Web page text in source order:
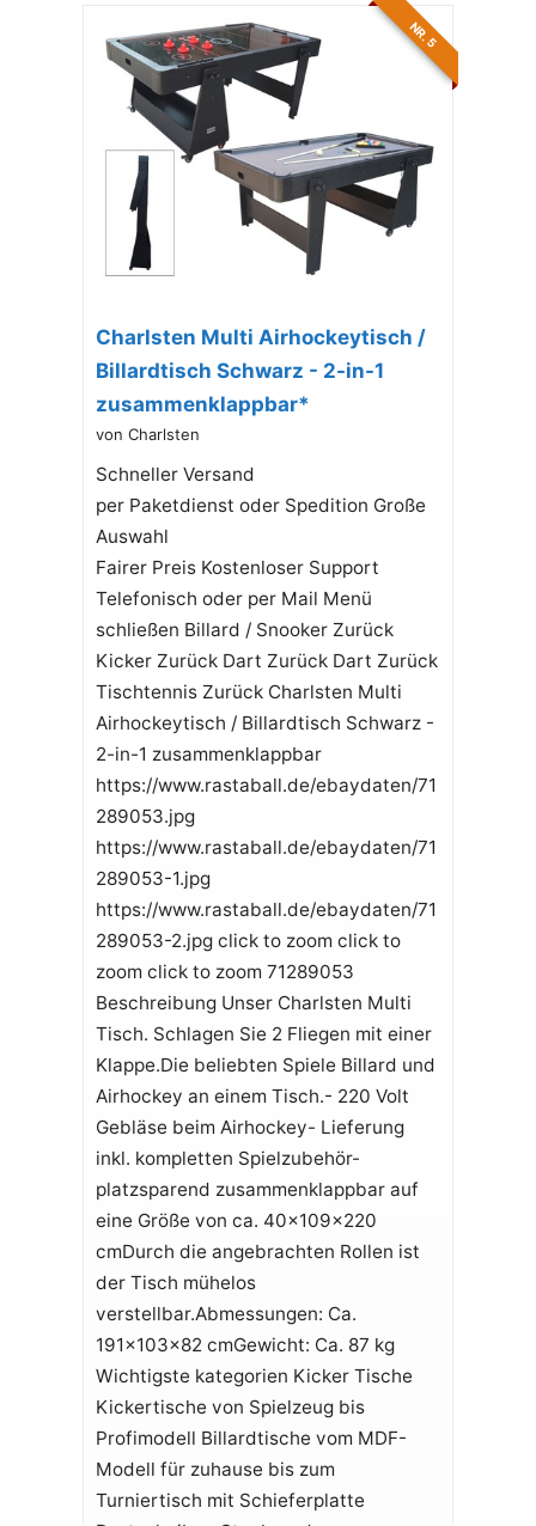
NR. 5
Charlsten Multi Airhockeytisch /
Billardtisch Schwarz - 2-in-1
zusammenklappbar*
von Charlsten
Schneller Versand
per Paketdienst oder Spedition Große
Auswahl
Fairer Preis Kostenloser Support
Telefonisch oder per Mail Menü
schließen Billard / Snooker Zurück
Kicker Zurück Dart Zurück Dart Zurück
Tischtennis Zurück Charlsten Multi
Airhockeytisch / Billardtisch Schwarz -
2-in-1 zusammenklappbar
https://www.rastaball.de/ebaydaten/71
289053.jpg
https://www.rastaball.de/ebaydaten/71
289053-1.jpg
https://www.rastaball.de/ebaydaten/71
289053-2.jpg click to zoom click to
zoom click to zoom 71289053
Beschreibung Unser Charlsten Multi
Tisch. Schlagen Sie 2 Fliegen mit einer
Klappe.Die beliebten Spiele Billard und
Airhockey an einem Tisch.- 220 Volt
Gebläse beim Airhockey- Lieferung
inkl. kompletten Spielzubehör-
platzsparend zusammenklappbar auf
eine Größe von ca. 40x109x220
cmDurch die angebrachten Rollen ist
der Tisch mühelos
verstellbar.Abmessungen: Ca.
191x103x82 cmGewicht: Ca. 87 kg
Wichtigste kategorien Kicker Tische
Kickertische von Spielzeug bis
Profimodell Billardtische vom MDF-
Modell für zuhause bis zum
Turniertisch mit Schieferplatte